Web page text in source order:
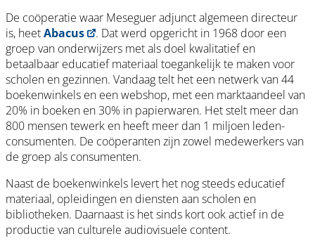
De coöperatie waar Meseguer adjunct algemeen directeur
is, heetAbacus
. Dat werd opgericht in 1968 door een
groep van onderwijzers met als doel kwalitatief en
betaalbaar educatief materiaal toegankelijk te maken voor
scholen en gezinnen. Vandaag telt het een netwerk van 44
boekenwinkels en een webshop, met een marktaandeel van
20% in boeken en 30% in papierwaren. Het stelt meer dan
800 mensen tewerk en heeft meer dan 1 miljoen leden-
consumenten. De coöperanten zijn zowel medewerkers van
de groep als consumenten.
Naast de boekenwinkels levert het nog steeds educatief
materiaal, opleidingen en diensten aan scholen en
bibliotheken. Daarnaast is het sinds kort ook actief in de
productie van culturele audiovisuele content.